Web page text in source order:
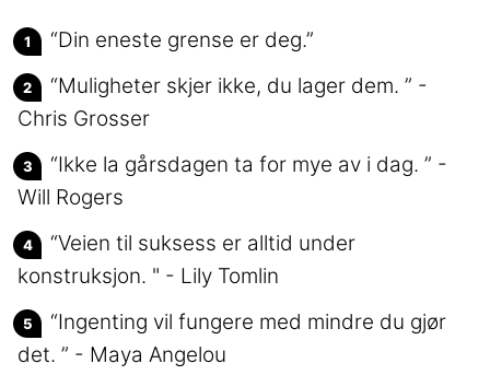
“Din eneste grense er deg.”
“Muligheter skjer ikke, du lager dem. ” -
Chris Grosser
“Ikke la gårsdagen ta for mye av i dag. ” -
Will Rogers
“Veien til suksess er alltid under
konstruksjon. " - Lily Tomlin
“Ingenting vil fungere med mindre du gjør
det. ” - Maya Angelou